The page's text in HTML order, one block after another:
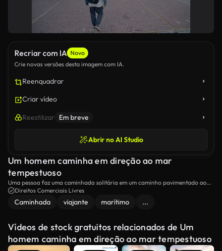
Recriar com IA Novo
Crie novas versões desta imagem com IA.
Reenquadrar
Criar vídeo
Reestilizar Em breve
Abrir no AI Studio
Um homem caminha em direção ao mar
tempestuoso
Uma pessoa faz uma caminhada solitária em um caminho pavimentado ao
lado do mar em um dia de tempestade.
Direitos Comerciais Livres
Caminhada viajante marítimo ...
Vídeos de stock gratuitos relacionados de Um
homem caminha em direção ao mar tempestuoso